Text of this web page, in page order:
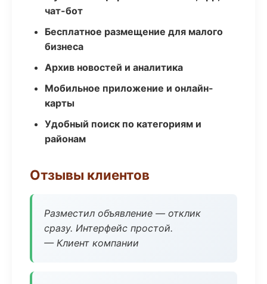
чат-бот
Бесплатное размещение для малого
бизнеса
Архив новостей и аналитика
Мобильное приложение и онлайн-
карты
Удобный поиск по категориям и
районам
Отзывы клиентов
Разместил объявление — отклик
сразу. Интерфейс простой.
— Клиент компании